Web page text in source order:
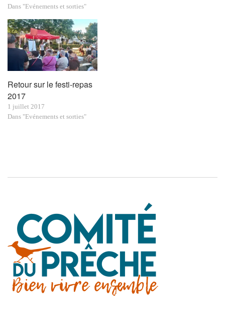
Dans "Evénements et sorties"
Retour sur le festi-repas
2017
1 juillet 2017
Dans "Evénements et sorties"